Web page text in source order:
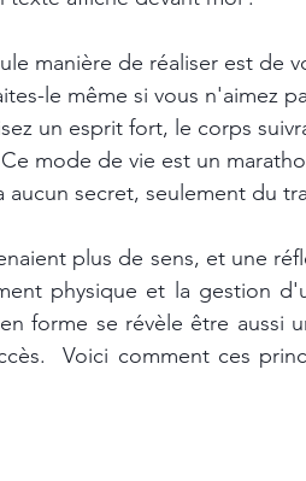
manière de réaliser est de
le même si vous n'aimez
un esprit fort, le corps
Ce mode de vie est un
aucun secret, seulement du
plus de sens, et une
physique et la gestion
forme se révèle être aussi
Voici comment ces